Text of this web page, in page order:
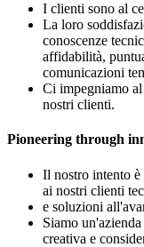
I clienti sono al
La loro
conoscenze
affidabilità,
comunicazioni
Ci impegniamo al
nostri clienti.
Pioneering through
Il nostro intento
ai nostri clienti
e soluzioni
Siamo
creativa e